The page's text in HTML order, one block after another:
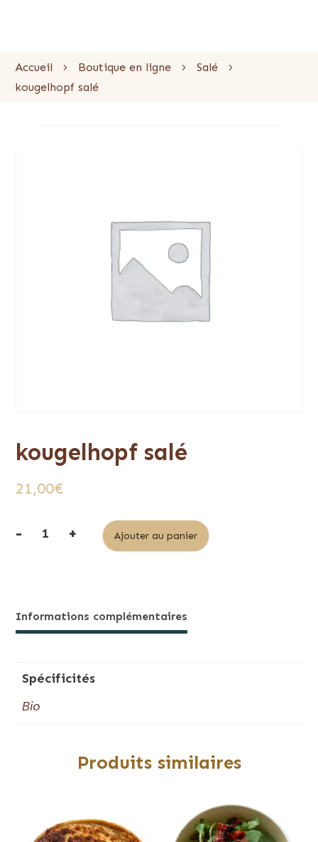
Accueil Boutique en ligne
Salé
kougelhopf salé
kougelhopf salé
21,00€
-
salé
+ Ajouter au panier
Informations complémentaires
Spécificités
Bio
Produits similaires